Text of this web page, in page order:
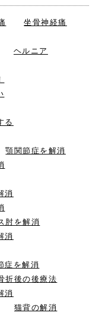
坐骨神経痛
ヘルニア
る
顎関節症を解消
消
肘を解消
消
症を解消
折後の後療法
消
猫背の解消